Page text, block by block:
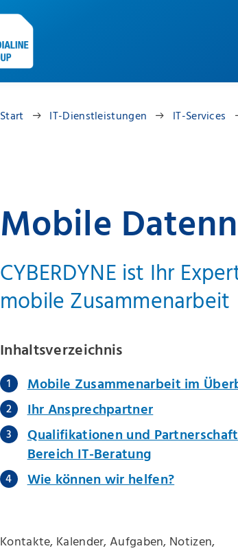
Start IT-Dienstleistungen IT-Services
Mobile
CYBERDYNE ist Ihr
mobile Zusammenarbeit
Inhaltsverzeichnis
Mobile Zusammenarbeit im
Ihr Ansprechpartner
Qualifikationen und
Bereich IT-Beratung
Wie können wir helfen?
Kontakte, Kalender, Aufgaben, Notizen,